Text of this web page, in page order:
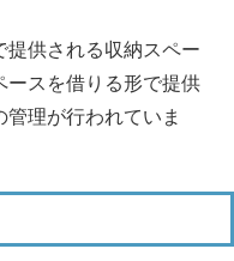
提供される収納スペー
ースを借りる形で提供
理が行われていま